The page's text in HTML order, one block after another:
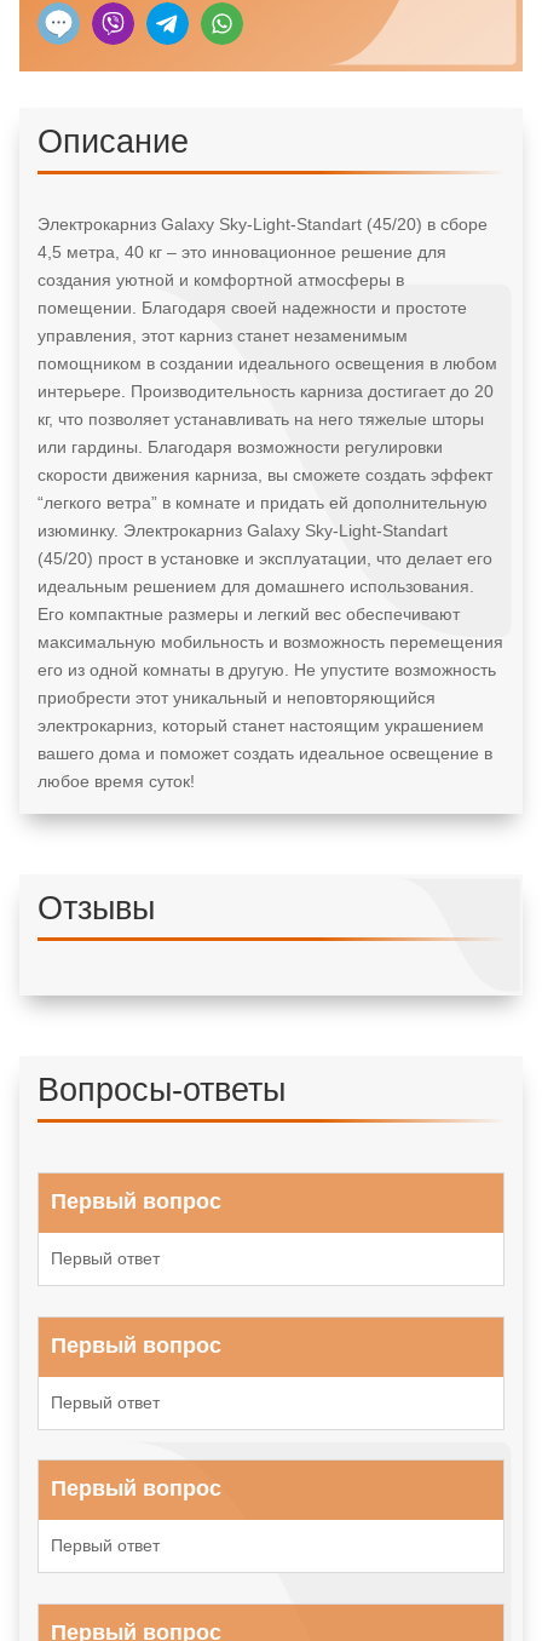
метра,
Описание
Электрокарниз Galaxy Sky-Light-Standart (45/20) в сборе
4,5 метра, 40 кг – это инновационное решение для
создания уютной и комфортной атмосферы в
помещении. Благодаря своей надежности и простоте
управления, этот карниз станет незаменимым
помощником в создании идеального освещения в любом
интерьере. Производительность карниза достигает до 20
кг, что позволяет устанавливать на него тяжелые шторы
или гардины. Благодаря возможности регулировки
скорости движения карниза, вы сможете создать эффект
“легкого ветра” в комнате и придать ей дополнительную
изюминку. Электрокарниз Galaxy Sky-Light-Standart
(45/20) прост в установке и эксплуатации, что делает его
идеальным решением для домашнего использования.
Его компактные размеры и легкий вес обеспечивают
максимальную мобильность и возможность перемещения
его из одной комнаты в другую. Не упустите возможность
приобрести этот уникальный и неповторяющийся
электрокарниз, который станет настоящим украшением
вашего дома и поможет создать идеальное освещение в
любое время суток!
Отзывы
Вопросы-ответы
Первый вопрос
Первый ответ
Первый вопрос
Первый ответ
Первый вопрос
Первый ответ
Первый вопрос